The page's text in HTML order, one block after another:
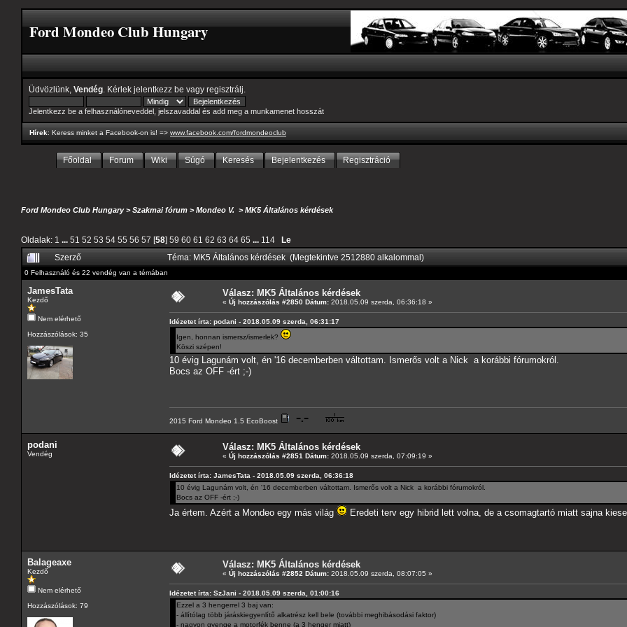
Ford Mondeo Club Hungary
Üdvözlünk, Vendég . Kérlek jelentkezz be vagy regisztrálj
Jelentkezz be a felhasználóneveddel, jelszavaddal és add meg a munkamenet hosszát
Hírek: Keress minket a Facebook-on is! => www.facebook.com/fordmondeoclub
Főoldal Forum Wiki Súgó Keresés Bejelentkezés Regisztráció
Ford Mondeo Club Hungary>Szakmai fórum >Mondeo V. >MK5 Általános kérdések
Oldalak: 1 ... 51 52 53 54 55 56 57 [58] 59 60 61 62 63 64 65 ... 114 Le
Szerző Téma: MK5 Általános kérdések (Megtekintve 2512880 alkalommal)
0 Felhasználó és 22 vendég van a témában
JamesTata
Kezdő
Nem elérhető
Hozzászólások: 35
Válasz: MK5 Általános kérdések
« Új hozzászólás #2850 Dátum: 2018.05.09 szerda, 06:36:18 »
Idézetet írta: podani - 2018.05.09 szerda, 06:31:17
Igen, honnan ismersz/ismerlek?
Köszi szépen!
10 évig Lagunám volt, én '16 decemberben váltottam. Ismerős volt a Nick a korábbi fórumokról.
Bocs az OFF -ért ;-)
2015 Ford Mondeo 1.5 EcoBoost
podani
Vendég
Válasz: MK5 Általános kérdések
« Új hozzászólás #2851 Dátum: 2018.05.09 szerda, 07:09:19 »
Idézetet írta: JamesTata - 2018.05.09 szerda, 06:36:18
10 évig Lagunám volt, én '16 decemberben váltottam. Ismerős volt a Nick a korábbi fórumokról.
Bocs az OFF -ért ;-)
Ja értem. Azért a Mondeo egy más világ Eredeti terv egy hibrid lett volna, de a csomagtartó miatt sajna
Balageaxe
Kezdő
Nem elérhető
Hozzászólások: 79
Válasz: MK5 Általános kérdések
« Új hozzászólás #2852 Dátum: 2018.05.09 szerda, 08:07:05 »
Idézetet írta: SzJani - 2018.05.09 szerda, 01:00:16
Ezzel a 3 hengerrel 3 baj van:
- állítólag több járáskiegyenlítő alkatrész kell bele (további meghibásodási faktor)
- nagyon gyenge a motorfék benne (a 3 henger miatt)